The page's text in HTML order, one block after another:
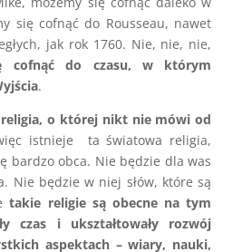
się cofnąć do Rousseau, nawet
jak rok 1760. Nie, nie, nie,
cofnąć do czasu, w którym
.
o której nikt nie mówi od
istnieje ta światowa religia,
bardzo obca. Nie będzie dla was
Nie będzie w niej słów, które są
takie religie są obecne na tym
czas i ukształtowały rozwój
aspektach – wiary, nauki,